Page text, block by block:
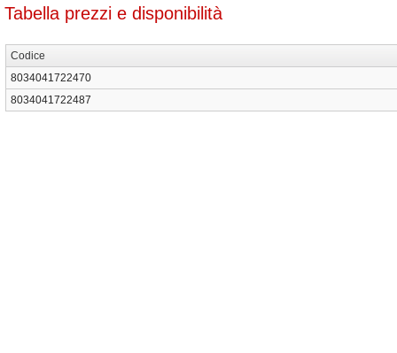
Tabella prezzi e disponibilità
Codice
8034041722470
8034041722487